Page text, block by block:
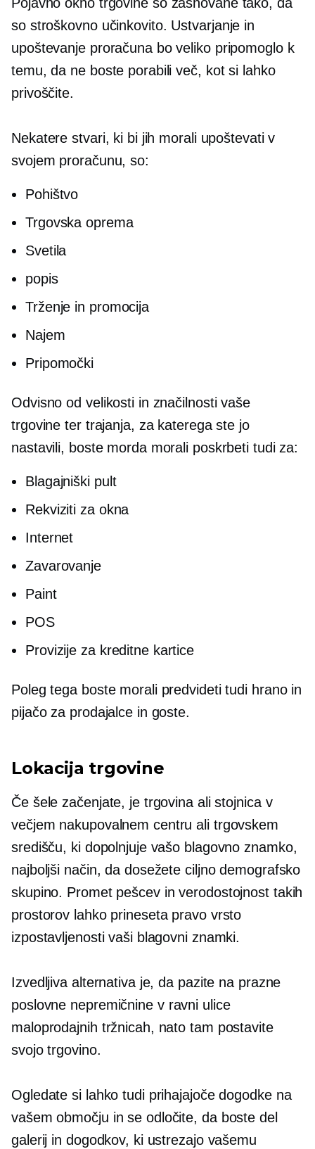
so stroškovno učinkovito. Ustvarjanje in
upoštevanje proračuna bo veliko pripomoglo k
temu, da ne boste porabili več, kot si lahko
privoščite.
Nekatere stvari, ki bi jih morali upoštevati v
svojem proračunu, so:
Pohištvo
Trgovska oprema
Svetila
popis
Trženje in promocija
Najem
Pripomočki
Odvisno od velikosti in značilnosti vaše
trgovine ter trajanja, za katerega ste jo
nastavili, boste morda morali poskrbeti tudi za:
Blagajniški pult
Rekviziti za okna
Internet
Zavarovanje
Paint
POS
Provizije za kreditne kartice
Poleg tega boste morali predvideti tudi hrano in
pijačo za prodajalce in goste.
Lokacija trgovine
Če šele začenjate, je trgovina ali stojnica v
večjem nakupovalnem centru ali trgovskem
središču, ki dopolnjuje vašo blagovno znamko,
najboljši način, da dosežete ciljno demografsko
skupino. Promet pešcev in verodostojnost takih
prostorov lahko prineseta pravo vrsto
izpostavljenosti vaši blagovni znamki.
Izvedljiva alternativa je, da pazite na prazne
poslovne nepremičnine v ravni ulice
maloprodajnih tržnicah, nato tam postavite
svojo trgovino.
Ogledate si lahko tudi prihajajoče dogodke na
vašem območju in se odločite, da boste del
galerij in dogodkov, ki ustrezajo vašemu